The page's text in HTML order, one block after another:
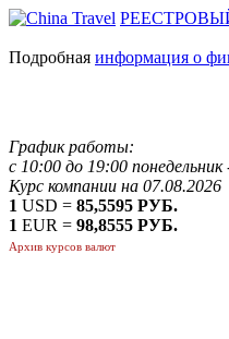
Подробная информация о
График работы:
с 10:00 до 19:00
Курс компании на 07.08.2026
1 USD = 85,5595 РУБ.
1 EUR = 98,8555 РУБ.
Архив курсов валют